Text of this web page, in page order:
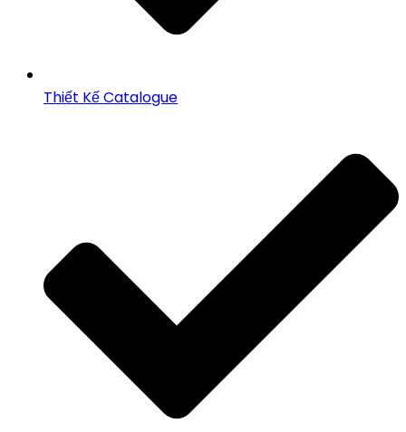
Thiết Kế Catalogue